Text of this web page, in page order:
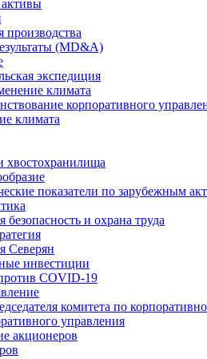
производства
(MD&A)
экспедиция
климата
корпоративного
климата
хвостохранилища
показатели по зарубежным
и охрана труда
Северян
инвестиции
COVID‑19
комитета по
управления
акционеров